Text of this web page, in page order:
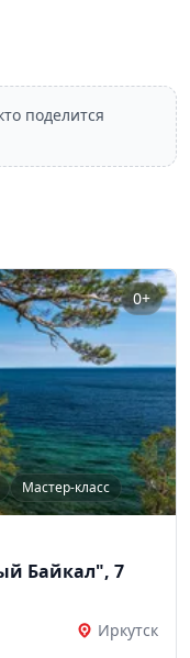
поделится
0+
Мастер-класс
Байкал", 7
Иркутск